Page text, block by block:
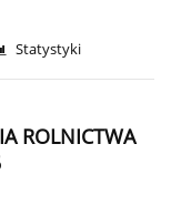
Statystyki
ROLNICTWA